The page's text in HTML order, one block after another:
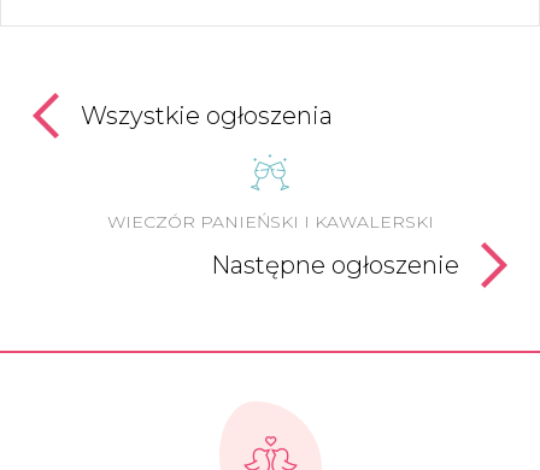
Wszystkie ogłoszenia
WIECZÓR PANIEŃSKI I KAWALERSKI
Następne ogłoszenie